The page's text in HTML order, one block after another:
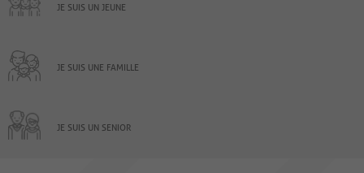
JE SUIS UN JEUNE
JE SUIS UNE FAMILLE
JE SUIS UN SENIOR